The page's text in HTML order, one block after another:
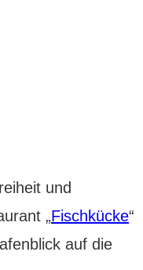
und
„Fischkücke“
auf die